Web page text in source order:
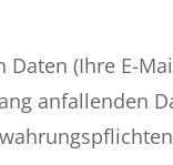
(Ihre E-
anfallenden